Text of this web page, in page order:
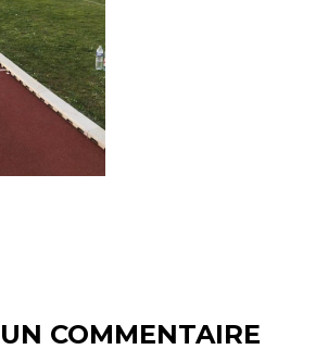
COMMENTAIRE